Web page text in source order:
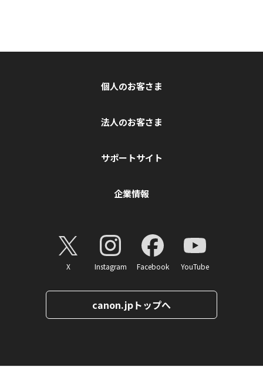
個人のお客さま
法人のお客さま
サポートサイト
企業情報
X Instagram Facebook YouTube
canon.jpトップへ